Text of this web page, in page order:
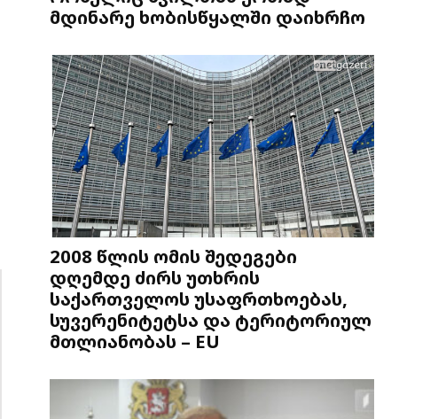
მდინარე ხობისწყალში დაიხრჩო
2008 წლის ომის შედეგები
დღემდე ძირს უთხრის
საქართველოს უსაფრთხოებას,
სუვერენიტეტსა და ტერიტორიულ
მთლიანობას – EU